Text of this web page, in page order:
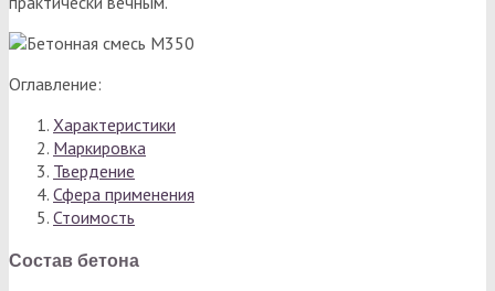
Оглавление:
Характеристики
Маркировка
Твердение
Сфера применения
Стоимость
Состав бетона